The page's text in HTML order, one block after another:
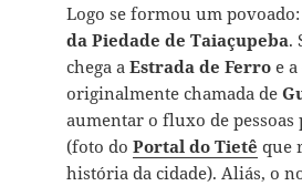
Logo se formou um povoado:
da Piedade de Taiaçupeba.
chega a Estrada de Ferroe a
originalmente chamada de
aumentar o fluxo de pessoas
(foto do Portal do Tietê que
história da cidade). Aliás, o